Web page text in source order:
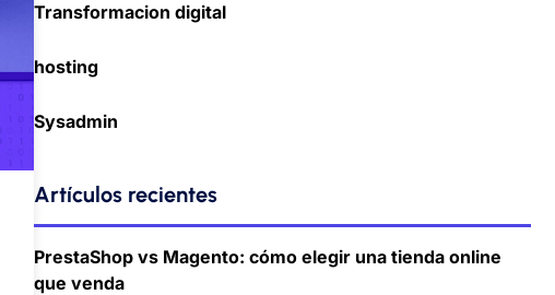
Transformacion digital
hosting
Sysadmin
Artículos recientes
PrestaShop vs Magento: cómo elegir una tienda online
que venda